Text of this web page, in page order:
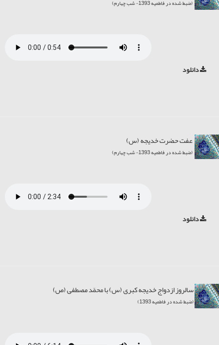
(ضبط شده در فاطمیه 1393- شب چهارم)
دانلود
عفت حضرت خديجه (س)
(ضبط شده در فاطمیه 1393- شب چهارم)
دانلود
سالروز ازدواج خدیجه کبری (س) با محمّد مصطفی (ص)
(ضبط شده در فاطمیه 1393)